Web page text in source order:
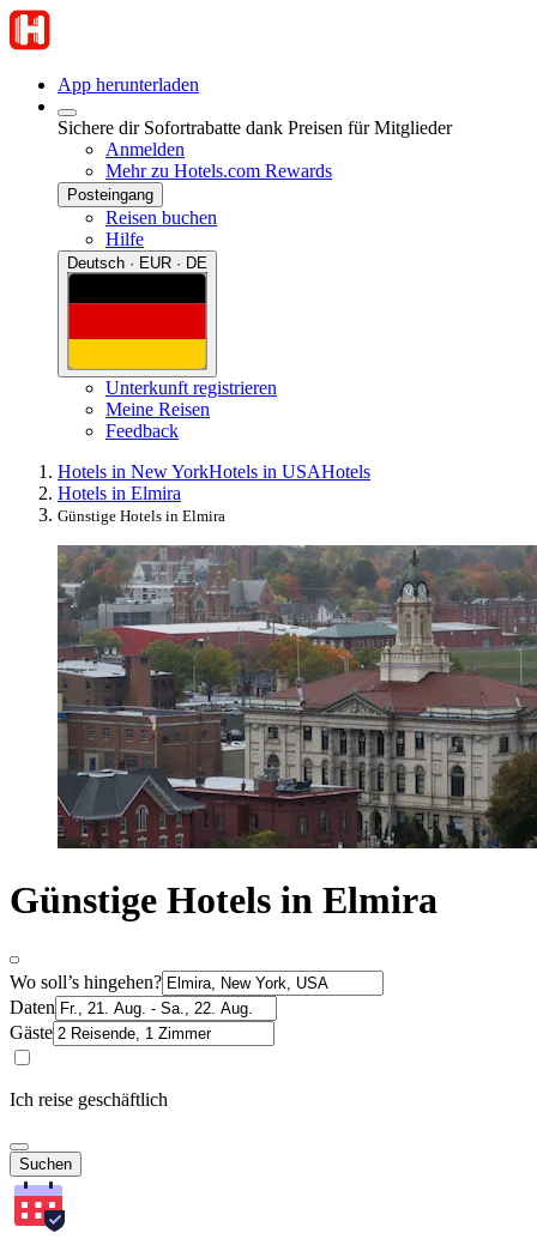
App herunterladen
Sichere dir Sofortrabatte dank Preisen für Mitglieder
Anmelden
Mehr zu Hotels.com Rewards
Posteingang
Reisen buchen
Hilfe
Deutsch · EUR · DE
Unterkunft registrieren
Meine Reisen
Feedback
Hotels in New YorkHotels in USAHotels
Hotels in Elmira
Günstige Hotels in Elmira
Günstige Hotels in Elmira
Wo soll’s hingehen?
Daten
Gäste
Ich reise geschäftlich
Suchen